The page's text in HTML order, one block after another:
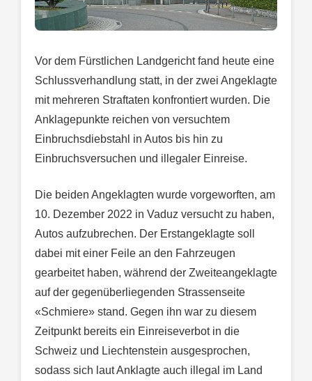
Vor dem Fürstlichen Landgericht fand heute eine
Schlussverhandlung statt, in der zwei Angeklagte
mit mehreren Straftaten konfrontiert wurden. Die
Anklagepunkte reichen von versuchtem
Einbruchsdiebstahl in Autos bis hin zu
Einbruchsversuchen und illegaler Einreise.
Die beiden Angeklagten wurde vorgeworften, am
10. Dezember 2022 in Vaduz versucht zu haben,
Autos aufzubrechen. Der Erstangeklagte soll
dabei mit einer Feile an den Fahrzeugen
gearbeitet haben, während der Zweiteangeklagte
auf der gegenüberliegenden Strassenseite
«Schmiere» stand. Gegen ihn war zu diesem
Zeitpunkt bereits ein Einreiseverbot in die
Schweiz und Liechtenstein ausgesprochen,
sodass sich laut Anklagte auch illegal im Land